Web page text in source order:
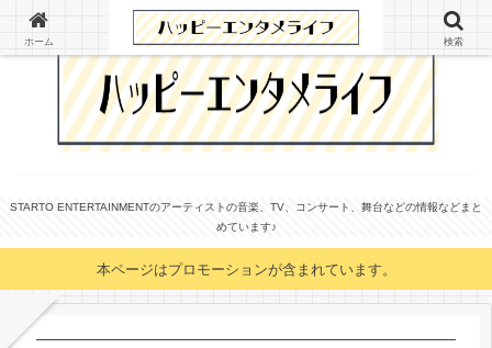
STARTO ENTERTAINMENTのアーティストの音楽、TV、コンサート、舞台などの情報などまと
めています♪
本ページはプロモーションが含まれています。
ホーム 検索